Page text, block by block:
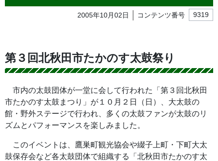
2005年10月02日 コンテンツ番号 9319
第３回北秋田市たかのす太鼓祭り
市内の太鼓団体が一堂に会して行われた「第３回北秋田
市たかのす太鼓まつり」が１０月２日（日）、大太鼓の
館・野外ステージで行われ、多くの太鼓ファンが太鼓のリ
ズムとパフォーマンスを楽しみました。
このイベントは、鷹巣町観光協会や綴子上町・下町大太
鼓保存会など各太鼓団体で組織する「北秋田市たかのす太